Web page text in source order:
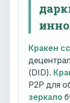
Кракен
(DID).
P2P для
зеркало